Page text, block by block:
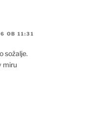
OB 11:31
sožalje.
miru